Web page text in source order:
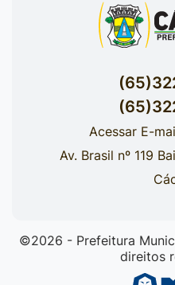
Acessar E-
Av. Brasil nº 119
©2026 - Prefeitura
direitos